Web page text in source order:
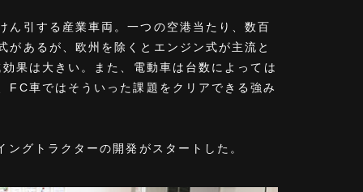
ん引する産業車両。一つの空港当たり、数百
あるが、欧州を除くとエンジン式が主流と
果は大きい。また、電動車は台数によっては
FC車ではそういった課題をクリアできる強み
グトラクターの開発がスタートした。